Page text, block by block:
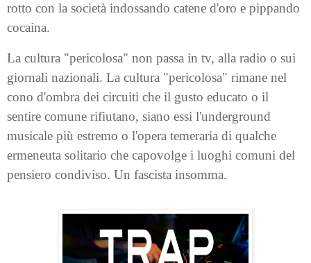
rotto con la società indossando catene d'oro e pippando
cocaina.
La cultura "pericolosa" non passa in tv, alla radio o sui
giornali nazionali. La cultura "pericolosa" rimane nel
cono d'ombra dei circuiti che il gusto educato o il
sentire comune rifiutano, siano essi l'underground
musicale più estremo o l'opera temeraria di qualche
ermeneuta solitario che capovolge i luoghi comuni del
pensiero condiviso. Un fascista insomma.